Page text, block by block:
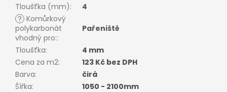
Tloušťka (mm):
4
? Komůrkový
polykarbonát
vhodný pro::
Pařeniště
Tloušťka:
4 mm
Cena za m2:
123 Kč bez DPH
Barva:
čirá
Šířka:
1050 - 2100mm